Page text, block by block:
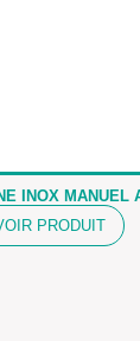
INOX MANUEL
PRODUIT